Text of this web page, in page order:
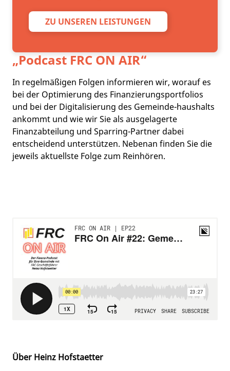
ZU UNSEREN LEISTUNGEN
„Podcast FRC ON AIR“
In regelmäßigen Folgen informieren wir, worauf es
bei der Optimierung des Finanzierungsportfolios
und bei der Digitalisierung des Gemeinde-haushalts
ankommt und wie wir Sie als ausgelagerte
Finanzabteilung und Sparring-Partner dabei
entscheidend unterstützen. Nebenan finden Sie die
jeweils aktuellste Folge zum Reinhören.
Über Heinz Hofstaetter